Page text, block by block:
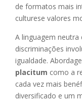
de formatos mais
culturese valores
A linguagem
discriminações
igualdade.
placitum como a
cada vez mais
diversificado e um